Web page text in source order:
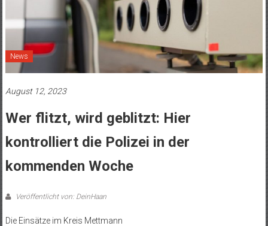
News
August 12, 2023
Wer flitzt, wird geblitzt: Hier
kontrolliert die Polizei in der
kommenden Woche
Veröffentlicht von: DeinHaan
Die Einsätze im Kreis Mettmann